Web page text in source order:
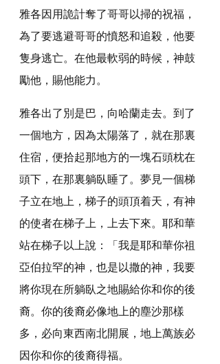
雅各因用詭計奪了哥哥以掃的祝福，
為了要逃避哥哥的憤怒和追殺，他要
隻身逃亡。在他最軟弱的時候，神鼓
勵他，賜他能力。
雅各出了別是巴，向哈蘭走去。到了
一個地方，因為太陽落了，就在那裏
住宿，便拾起那地方的一塊石頭枕在
頭下，在那裏躺臥睡了。夢見一個梯
子立在地上，梯子的頭頂着天，有神
的使者在梯子上，上去下來。耶和華
站在梯子以上說：「我是耶和華你祖
亞伯拉罕的神，也是以撒的神，我要
將你現在所躺臥之地賜給你和你的後
裔。你的後裔必像地上的塵沙那樣
多，必向東西南北開展，地上萬族必
因你和你的後裔得福。